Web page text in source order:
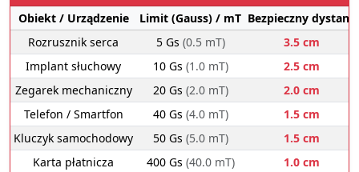
Obiekt / Urządzenie
Limit (Gauss) / mT Bezpieczny dystans
Rozrusznik serca
5 Gs (0.5 mT)
3.5 cm
Implant słuchowy
10 Gs (1.0 mT)
2.5 cm
Zegarek mechaniczny
20 Gs (2.0 mT)
2.0 cm
Telefon / Smartfon
40 Gs (4.0 mT)
1.5 cm
Kluczyk samochodowy
50 Gs (5.0 mT)
1.5 cm
Karta płatnicza
400 Gs (40.0 mT)
1.0 cm